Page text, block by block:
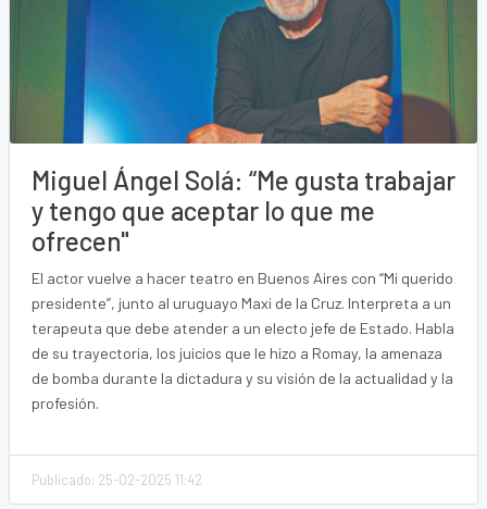
Miguel Ángel Solá: “Me gusta trabajar
y tengo que aceptar lo que me
ofrecen"
El actor vuelve a hacer teatro en Buenos Aires con “Mi querido
presidente”, junto al uruguayo Maxi de la Cruz. Interpreta a un
terapeuta que debe atender a un electo jefe de Estado. Habla
de su trayectoria, los juicios que le hizo a Romay, la amenaza
de bomba durante la dictadura y su visión de la actualidad y la
profesión.
Publicado: 25-02-2025 11:42